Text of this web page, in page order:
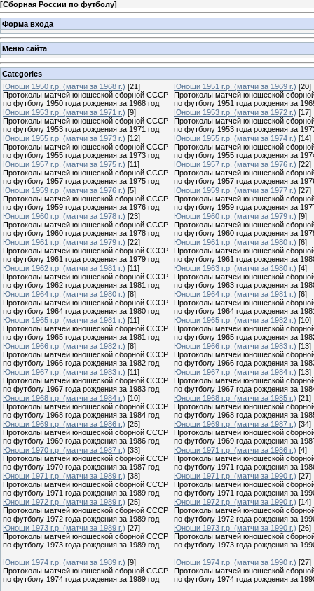
[Сборная России по футболу]
Форма входа
Меню сайта
Categories
Юноши 1950 г.р. (матчи за 1968 г.) [21]
Протоколы матчей юношеской сборной СССР
по футболу 1950 года рождения за 1968 год
Юноши 1951 г.р. (матчи за 1969 г.) [20]
Протоколы матчей юношеской
по футболу 1951 года рождения за
Юноши 1953 г.р. (матчи за 1971 г.) [9]
Протоколы матчей юношеской сборной СССР
по футболу 1953 года рождения за 1971 год
Юноши 1953 г.р. (матчи за 1972 г.) [17]
Протоколы матчей юношеской
по футболу 1953 года рождения за
Юноши 1955 г.р. (матчи за 1973 г.) [12]
Протоколы матчей юношеской сборной СССР
по футболу 1955 года рождения за 1973 год
Юноши 1955 г.р. (матчи за 1974 г.) [14]
Протоколы матчей юношеской
по футболу 1955 года рождения за
Юноши 1957 г.р. (матчи за 1975 г.) [11]
Протоколы матчей юношеской сборной СССР
по футболу 1957 года рождения за 1975 год
Юноши 1957 г.р. (матчи за 1976 г.) [22]
Протоколы матчей юношеской
по футболу 1957 года рождения за
Юноши 1959 г.р. (матчи за 1976 г.) [5]
Протоколы матчей юношеской сборной СССР
по футболу 1959 года рождения за 1976 год
Юноши 1959 г.р. (матчи за 1977 г.) [27]
Протоколы матчей юношеской
по футболу 1959 года рождения за
Юноши 1960 г.р. (матчи за 1978 г.) [23]
Протоколы матчей юношеской сборной СССР
по футболу 1960 года рождения за 1978 год
Юноши 1960 г.р. (матчи за 1979 г.) [9]
Протоколы матчей юношеской
по футболу 1960 года рождения за
Юноши 1961 г.р. (матчи за 1979 г.) [22]
Протоколы матчей юношеской сборной СССР
по футболу 1961 года рождения за 1979 год
Юноши 1961 г.р. (матчи за 1980 г.) [6]
Протоколы матчей юношеской
по футболу 1961 года рождения за
Юноши 1962 г.р. (матчи за 1981 г.) [11]
Протоколы матчей юношеской сборной СССР
по футболу 1962 года рождения за 1981 год
Юноши 1963 г.р. (матчи за 1980 г.) [4]
Протоколы матчей юношеской
по футболу 1963 года рождения за
Юноши 1964 г.р. (матчи за 1980 г.) [8]
Протоколы матчей юношеской сборной СССР
по футболу 1964 года рождения за 1980 год
Юноши 1964 г.р. (матчи за 1981 г.) [6]
Протоколы матчей юношеской
по футболу 1964 года рождения за
Юноши 1965 г.р. (матчи за 1981 г.) [11]
Протоколы матчей юношеской сборной СССР
по футболу 1965 года рождения за 1981 год
Юноши 1965 г.р. (матчи за 1982 г.) [10]
Протоколы матчей юношеской
по футболу 1965 года рождения за
Юноши 1966 г.р. (матчи за 1982 г.) [8]
Протоколы матчей юношеской сборной СССР
по футболу 1966 года рождения за 1982 год
Юноши 1966 г.р. (матчи за 1983 г.) [13]
Протоколы матчей юношеской
по футболу 1966 года рождения за
Юноши 1967 г.р. (матчи за 1983 г.) [11]
Протоколы матчей юношеской сборной СССР
по футболу 1967 года рождения за 1983 год
Юноши 1967 г.р. (матчи за 1984 г.) [13]
Протоколы матчей юношеской
по футболу 1967 года рождения за
Юноши 1968 г.р. (матчи за 1984 г.) [10]
Протоколы матчей юношеской сборной СССР
по футболу 1968 года рождения за 1984 год
Юноши 1968 г.р. (матчи за 1985 г.) [21]
Протоколы матчей юношеской
по футболу 1968 года рождения за
Юноши 1969 г.р. (матчи за 1986 г.) [25]
Протоколы матчей юношеской сборной СССР
по футболу 1969 года рождения за 1986 год
Юноши 1969 г.р. (матчи за 1987 г.) [34]
Протоколы матчей юношеской
по футболу 1969 года рождения за
Юноши 1970 г.р. (матчи за 1987 г.) [33]
Протоколы матчей юношеской сборной СССР
по футболу 1970 года рождения за 1987 год
Юноши 1971 г.р. (матчи за 1986 г.) [4]
Протоколы матчей юношеской
по футболу 1971 года рождения за
Юноши 1971 г.р. (матчи за 1989 г.) [38]
Протоколы матчей юношеской сборной СССР
по футболу 1971 года рождения за 1989 год
Юноши 1971 г.р. (матчи за 1990 г.) [27]
Протоколы матчей юношеской
по футболу 1971 года рождения за
Юноши 1972 г.р. (матчи за 1989 г.) [25]
Протоколы матчей юношеской сборной СССР
по футболу 1972 года рождения за 1989 год
Юноши 1972 г.р. (матчи за 1990 г.) [14]
Протоколы матчей юношеской
по футболу 1972 года рождения за
Юноши 1973 г.р. (матчи за 1989 г.) [27]
Протоколы матчей юношеской сборной СССР
по футболу 1973 года рождения за 1989 год
Юноши 1973 г.р. (матчи за 1990 г.) [26]
Протоколы матчей юношеской
по футболу 1973 года рождения за
Юноши 1974 г.р. (матчи за 1989 г.) [9]
Протоколы матчей юношеской сборной СССР
по футболу 1974 года рождения за 1989 год
Юноши 1974 г.р. (матчи за 1990 г.) [27]
Протоколы матчей юношеской
по футболу 1974 года рождения за